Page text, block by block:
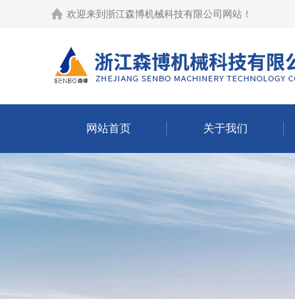
欢迎来到 浙江森博机械科技有限公司网站 ！
网站首页 关于我们